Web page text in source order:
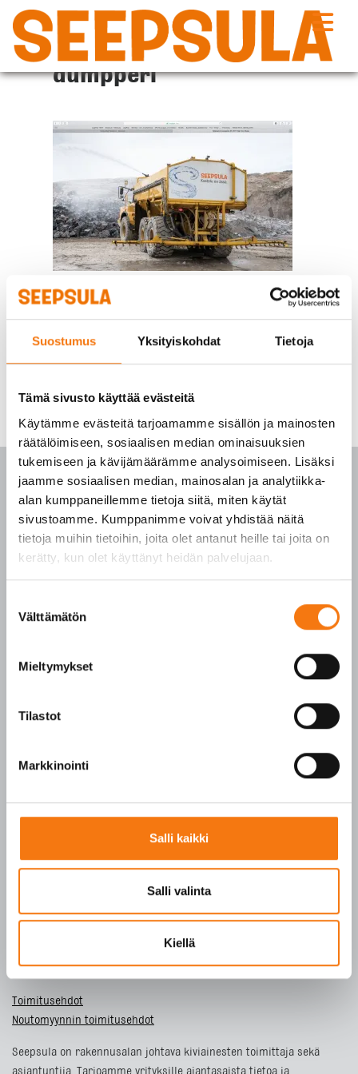
Suostumus Yksityiskohdat Tietoja
Tämä sivusto käyttää evästeitä
Käytämme evästeitä tarjoamamme sisällön ja mainosten
räätälöimiseen, sosiaalisen median ominaisuuksien
tukemiseen ja kävijämäärämme analysoimiseen. Lisäksi
jaamme sosiaalisen median, mainosalan ja analytiikka-
alan kumppaneillemme tietoja siitä, miten käytät
sivustoamme. Kumppanimme voivat yhdistää näitä
tietoja muihin tietoihin, joita olet antanut heille tai joita on
kerätty, kun olet käyttänyt heidän palvelujaan.
valinta
Välttämätön
Mieltymykset
Tilastot
Markkinointi
Salli kaikki
Salli valinta
Kiellä
Siirry
sisältöön
dumpperi
PALVELUKESKUS
paikallisverkkomaksu (pvm))
Seepsulan tuotteilla on seuraavat laatusertifikaatit:
SFS-EN 13043
Y-tunnus 3609611-2
ETUSIVU
YRITYS
YHTEYSTIEDOT
Toimitusehdot
Noutomyynnin toimitusehdot
Seepsula on rakennusalan johtava kiviainesten toimittaja sekä
asiantuntija. Tarjoamme yrityksille ajantasaista tietoa ja